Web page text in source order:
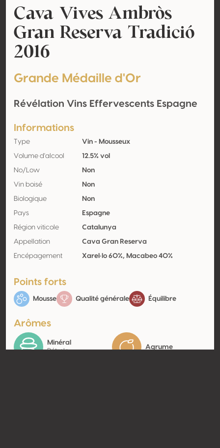
Cava Vives Ambròs
Gran Reserva Tradició
2016
Grande Médaille d'Or
Révélation Vins Effervescents Espagne
Informations
Type Vin - Mousseux
Volume d'alcool 12.5% vol
No/Low Non
Vin boisé Non
Biologique Non
Pays Espagne
Région viticole Catalunya
Appellation Cava Gran Reserva
Encépagement Xarel·lo 60%, Macabeo 40%
Points forts
Mousse Qualité générale Équilibre
Arômes
Minéral
Pétrole
Agrume